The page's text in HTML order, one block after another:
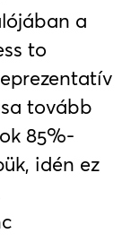
a
to
tovább
85%-
idén ez